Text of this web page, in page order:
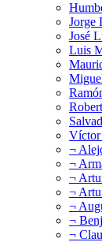
Jorge
José
Luis
Víctor
¬
¬
¬
¬
¬
¬
¬